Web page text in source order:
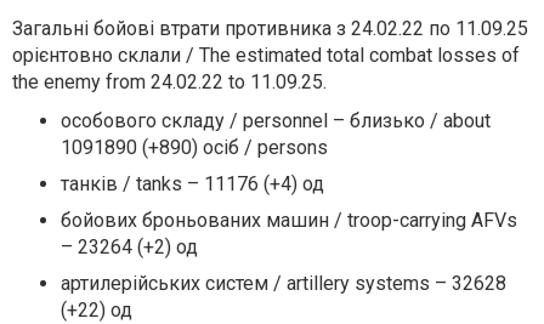
Загальні бойові втрати противника з 24.02.22 по 11.09.25
орієнтовно склали / The estimated total combat losses of
the enemy from 24.02.22 to 11.09.25.
особового складу / personnel – близько / about
1091890 (+890) осіб / persons
танків / tanks – 11176 (+4) од
бойових броньованих машин / troop-carrying AFVs
– 23264 (+2) од
артилерійських систем / artillery systems – 32628
(+22) од